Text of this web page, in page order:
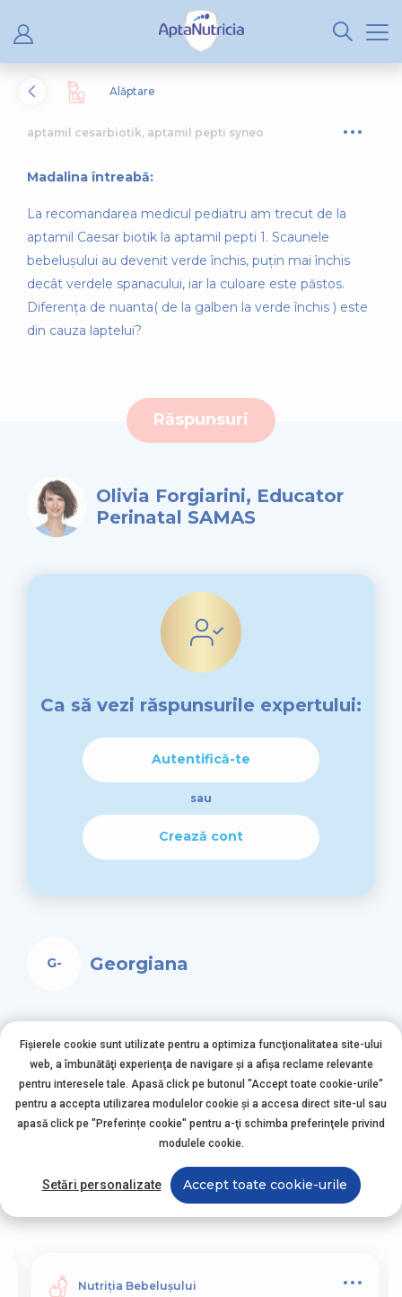
Alăptare
aptamil cesarbiotik, aptamil pepti syneo
Madalina întreabă:
La recomandarea medicul pediatru am trecut de la
aptamil Caesar biotik la aptamil pepti 1. Scaunele
bebelușului au devenit verde închis, puțin mai închis
decât verdele spanacului, iar la culoare este păstos.
Diferența de nuanta( de la galben la verde închis ) este
din cauza laptelui?
Răspunsuri
Olivia Forgiarini, Educator
Perinatal SAMAS
Ca să vezi răspunsurile expertului:
Autentifică-te
sau
Crează cont
G- Georgiana
Amelia Dan
Medic Primar Pediatrie
Nutriția Bebelușului
Fișierele cookie sunt utilizate pentru a optimiza funcţionalitatea site-ului
web, a îmbunătăţi experienţa de navigare şi a afişa reclame relevante
pentru interesele tale. Apasă click pe butonul "Accept toate cookie-urile"
pentru a accepta utilizarea modulelor cookie şi a accesa direct site-ul sau
apasă click pe "Preferințe cookie" pentru a-ţi schimba preferinţele privind
modulele cookie.
Setări personalizate Accept toate cookie-urile